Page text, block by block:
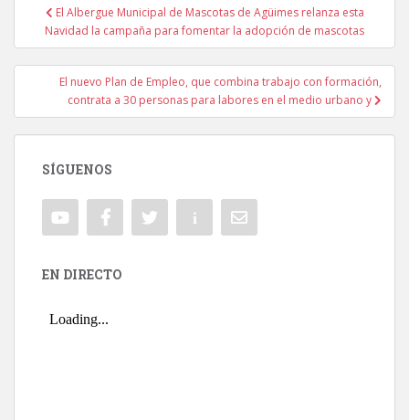
Navegación de entradas
El Albergue Municipal de Mascotas de Agüimes relanza esta
Navidad la campaña para fomentar la adopción de mascotas
El nuevo Plan de Empleo, que combina trabajo con formación,
contrata a 30 personas para labores en el medio urbano y
SÍGUENOS
EN DIRECTO